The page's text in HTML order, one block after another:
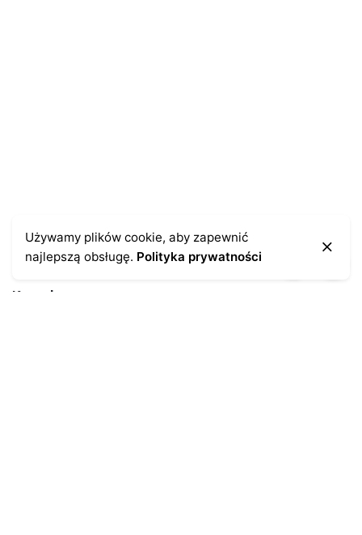
Kontakt
Używamy plików cookie, aby zapewnić
najlepszą obsługę. Polityka prywatności